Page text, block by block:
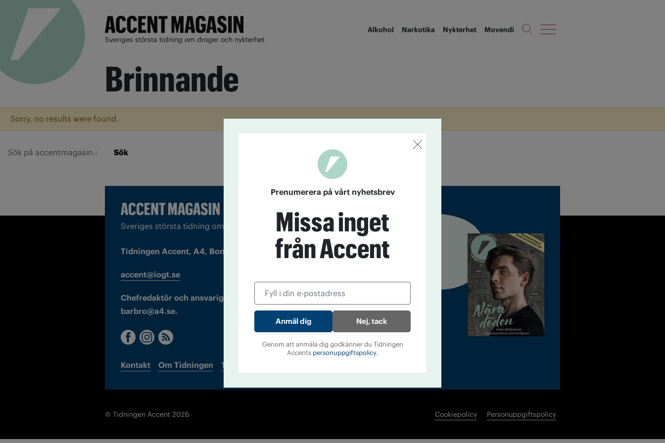
Sveriges största tidning om droger och nykterhet
Alkohol Narkotika Nykterhet Movendi
Brinnande
Sorry, no results were found.
Sök
Sveriges största tidning om droger och nykterhet
Tidningen Accent, A4, Bondegatan 21, 116 33 Stockholm
accent@iogt.se
Chefredaktör och ansvarig utgivare: Barbro Janson Lundkvist,
barbro@a4.se.
Kontakt Om Tidningen Tidningsarkiv
© Tidningen Accent 2026 Cookiepolicy Personuppgiftspolicy
Prenumerera på vårt nyhetsbrev
Missa inget
från Accent
Nej, tack
Genom att anmäla dig godkänner du Tidningen
Accents personuppgiftspolicy.